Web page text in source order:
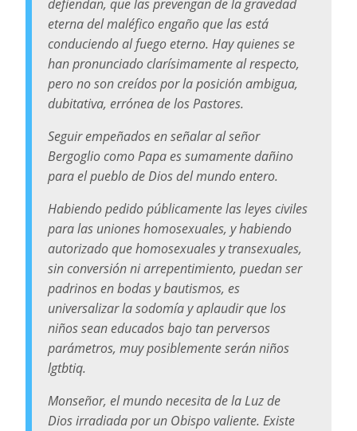
defiendan, que las prevengan de la gravedad
eterna del maléfico engaño que las está
conduciendo al fuego eterno. Hay quienes se
han pronunciado clarísimamente al respecto,
pero no son creídos por la posición ambigua,
dubitativa, errónea de los Pastores.
Seguir empeñados en señalar al señor
Bergoglio como Papa es sumamente dañino
para el pueblo de Dios del mundo entero.
Habiendo pedido públicamente las leyes civiles
para las uniones homosexuales, y habiendo
autorizado que homosexuales y transexuales,
sin conversión ni arrepentimiento, puedan ser
padrinos en bodas y bautismos, es
universalizar la sodomía y aplaudir que los
niños sean educados bajo tan perversos
parámetros, muy posiblemente serán niños
lgtbtiq.
Monseñor, el mundo necesita de la Luz de
Dios irradiada por un Obispo valiente. Existe